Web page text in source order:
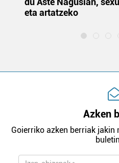
eta artatzeko
Azken
Goierriko azken berriak